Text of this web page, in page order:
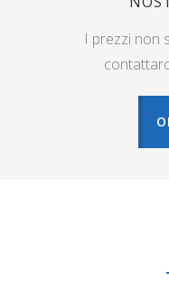
I prezzi non